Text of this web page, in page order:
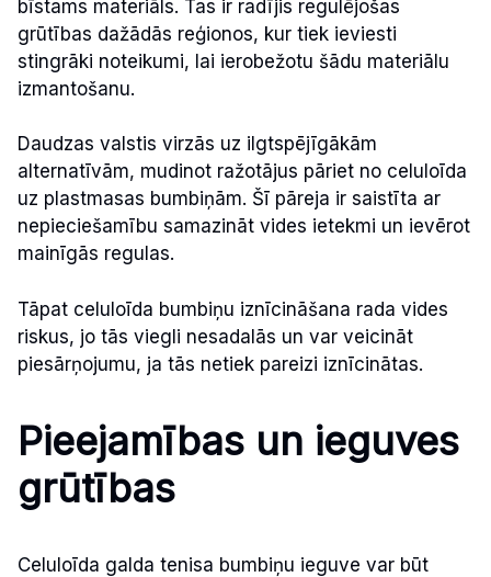
bīstams materiāls. Tas ir radījis regulējošas
grūtības dažādās reģionos, kur tiek ieviesti
stingrāki noteikumi, lai ierobežotu šādu materiālu
izmantošanu.
Daudzas valstis virzās uz ilgtspējīgākām
alternatīvām, mudinot ražotājus pāriet no celuloīda
uz plastmasas bumbiņām. Šī pāreja ir saistīta ar
nepieciešamību samazināt vides ietekmi un ievērot
mainīgās regulas.
Tāpat celuloīda bumbiņu iznīcināšana rada vides
riskus, jo tās viegli nesadalās un var veicināt
piesārņojumu, ja tās netiek pareizi iznīcinātas.
Pieejamības un ieguves
grūtības
Celuloīda galda tenisa bumbiņu ieguve var būt